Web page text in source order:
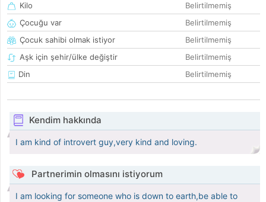
Kilo
Belirtilmemiş
Çocuğu var
Belirtilmemiş
Çocuk sahibi olmak istiyor
Belirtilmemiş
Aşk için şehir/ülke değiştir
Belirtilmemiş
Din
Belirtilmemiş
Kendim hakkında
I am kind of introvert guy,very kind and loving.
Partnerimin olmasını istiyorum
I am looking for someone who is down to earth,be able to